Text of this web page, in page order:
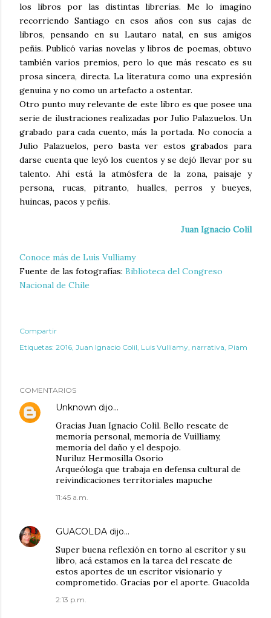
los libros por las distintas librerías. Me lo imagino
recorriendo Santiago en esos años con sus cajas de
libros, pensando en su Lautaro natal, en sus amigos
peñis. Publicó varias novelas y libros de poemas, obtuvo
también varios premios, pero lo que más rescato es su
prosa sincera, directa. La literatura como una expresión
genuina y no como un artefacto a ostentar.
Otro punto muy relevante de este libro es que posee una
serie de ilustraciones realizadas por Julio Palazuelos. Un
grabado para cada cuento, más la portada. No conocía a
Julio Palazuelos, pero basta ver estos grabados para
darse cuenta que leyó los cuentos y se dejó llevar por su
talento. Ahí está la atmósfera de la zona, paisaje y
persona, rucas, pitranto, hualles, perros y bueyes,
huincas, pacos y peñis.
Juan Ignacio Colil
Conoce más de Luis Vulliamy
Fuente de las fotografías: Biblioteca del Congreso
Nacional de Chile
Compartir
Etiquetas: 2016 Juan Ignacio Colil Luis Vulliamy narrativa Piam
COMENTARIOS
Unknown dijo…
Gracias Juan Ignacio Colil. Bello rescate de
memoria personal, memoria de Vuilliamy,
memoria del daño y el despojo.
Nuriluz Hermosilla Osorio
Arqueóloga que trabaja en defensa cultural de
reivindicaciones territoriales mapuche
11:45 a.m.
GUACOLDA dijo…
Super buena reflexión en torno al escritor y su
libro, acá estamos en la tarea del rescate de
estos aportes de un escritor visionario y
comprometido. Gracias por el aporte. Guacolda
2:13 p.m.